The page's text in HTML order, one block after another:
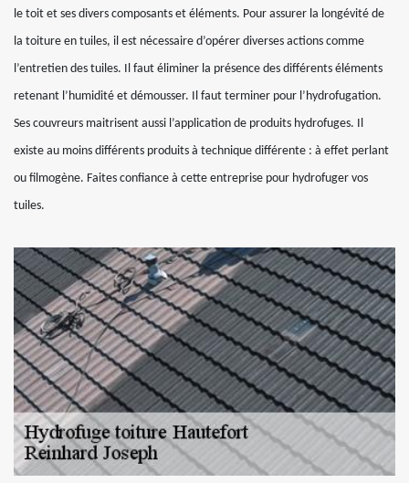
le toit et ses divers composants et éléments. Pour assurer la longévité de
la toiture en tuiles, il est nécessaire d’opérer diverses actions comme
l’entretien des tuiles. Il faut éliminer la présence des différents éléments
retenant l’humidité et démousser. Il faut terminer pour l’hydrofugation.
Ses couvreurs maitrisent aussi l’application de produits hydrofuges. Il
existe au moins différents produits à technique différente : à effet perlant
ou filmogène. Faites confiance à cette entreprise pour hydrofuger vos
tuiles.